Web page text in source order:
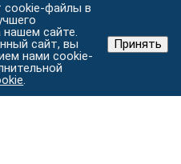
цикла в Хабаровске.
металл под одной
с.5
cookie-файлы в
нашем сайте.
сайт, вы
нами cookie-
.
Принять